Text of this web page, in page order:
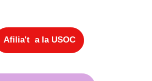
Afilia't a la USOC